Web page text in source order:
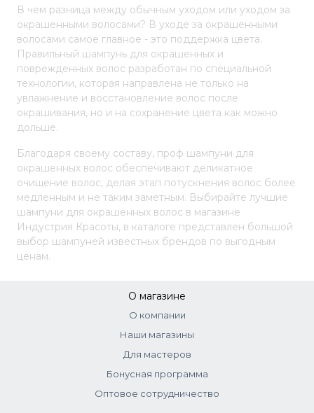
В чем разница между обычным уходом или уходом за
окрашенными волосами? В уходе за окрашенными
волосами самое главное - это поддержка цвета.
Правильный шампунь для окрашенных и
поврежденных волос разработан по специальной
технологии, которая направлена не только на
увлажнение и восстановление волос после
окрашивания, но и на сохранение цвета как можно
дольше.
Благодаря своему составу, проф шампуни для
окрашенных волос обеспечивают деликатное
очищение волос, делая этап потускнения волос более
медленным и не таким заметным. Выбирайте лучшие
шампуни для окрашенных волос в магазине
Индустрия Красоты, в каталоге представлен большой
выбор шампуней известных брендов по выгодным
ценам.
О магазине
О компании
Наши магазины
Для мастеров
Бонусная программа
Оптовое сотрудничество